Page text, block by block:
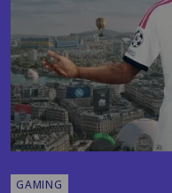
GAMING